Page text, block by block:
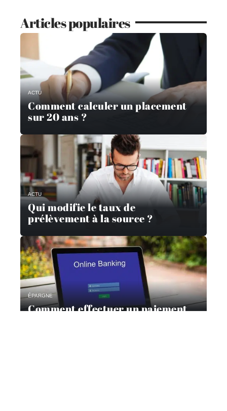
Articles populaires
ACTU
Comment calculer un placement
sur 20 ans ?
ACTU
Qui modifie le taux de
prélèvement à la source ?
ÉPARGNE
Comment effectuer un paiement